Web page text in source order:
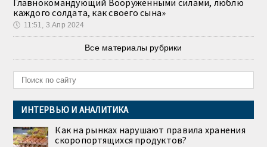
Главнокомандующий Вооружёнными силами, люблю
каждого солдата, как своего сына»
🕔 11:51, 3.Апр 2024
Все материалы рубрики
ИНТЕРВЬЮ И АНАЛИТИКА
Как на рынках нарушают правила хранения
скоропортящихся продуктов?